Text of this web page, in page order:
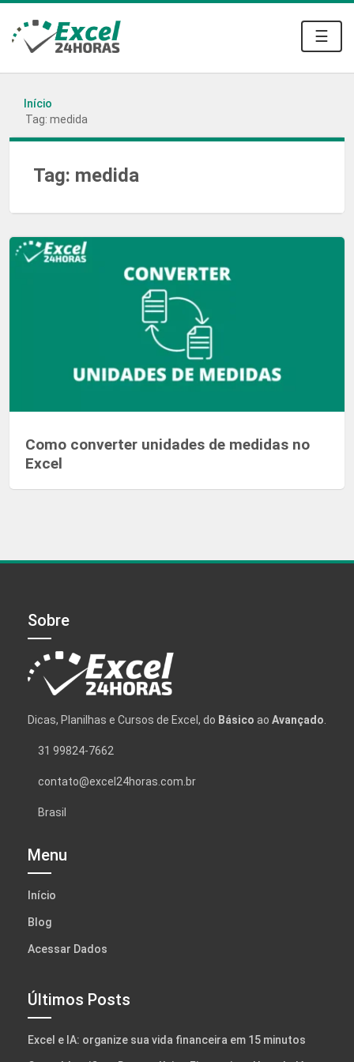
☰
Início
Tag: medida
Tag: medida
Como converter unidades de medidas no
Excel
Sobre
Dicas, Planilhas e Cursos de Excel, do Básico ao Avançado.
31 99824-7662
contato@excel24horas.com.br
Brasil
Menu
Início
Blog
Acessar Dados
Últimos Posts
Excel e IA: organize sua vida financeira em 15 minutos